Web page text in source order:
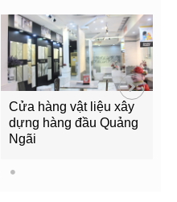
Cửa hàng vật liệu xây
dựng hàng đầu Quảng
Ngãi
3